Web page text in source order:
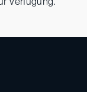
Verfügung.